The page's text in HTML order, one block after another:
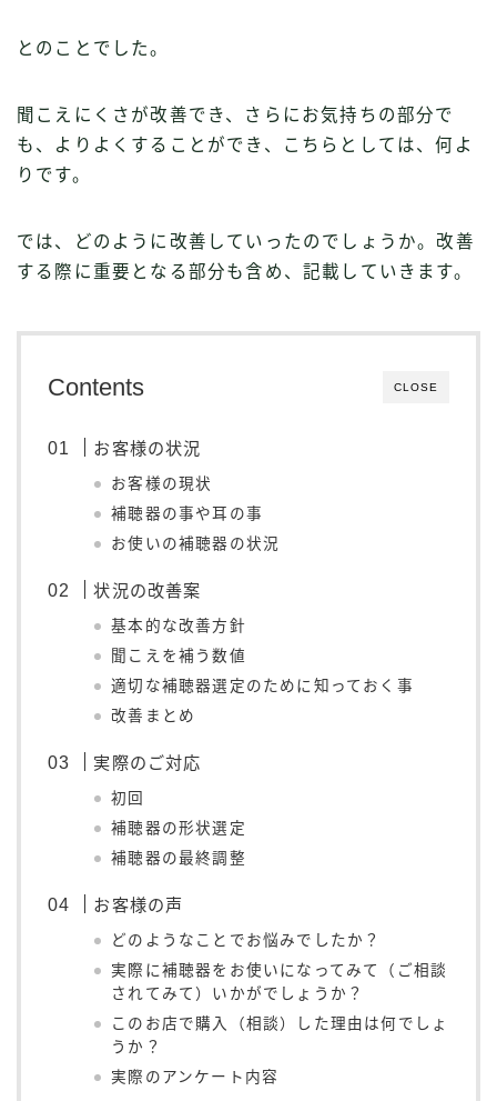
とのことでした。
聞こえにくさが改善でき、さらにお気持ちの部分で
も、よりよくすることができ、こちらとしては、何よ
りです。
では、どのように改善していったのでしょうか。改善
する際に重要となる部分も含め、記載していきます。
CLOSE
Contents
お客様の状況
お客様の現状
補聴器の事や耳の事
お使いの補聴器の状況
状況の改善案
基本的な改善方針
聞こえを補う数値
適切な補聴器選定のために知っておく事
改善まとめ
実際のご対応
初回
補聴器の形状選定
補聴器の最終調整
お客様の声
どのようなことでお悩みでしたか？
実際に補聴器をお使いになってみて（ご相談
されてみて）いかがでしょうか？
このお店で購入（相談）した理由は何でしょ
うか？
実際のアンケート内容